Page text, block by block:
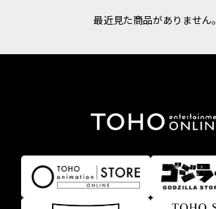
最近見た商品がありません。